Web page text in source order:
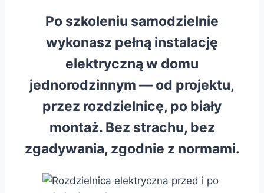
Po szkoleniu samodzielnie
wykonasz pełną instalację
elektryczną w domu
jednorodzinnym — od projektu,
przez rozdzielnicę, po biały
montaż. Bez strachu, bez
zgadywania, zgodnie z normami.